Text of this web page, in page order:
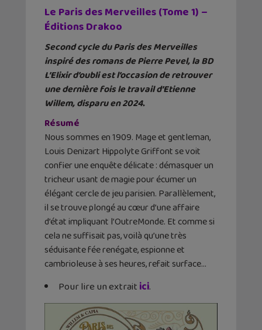
Le Paris des Merveilles (Tome 1) –
Éditions Drakoo
Second cycle du Paris des Merveilles
inspiré des romans de Pierre Pevel, la BD
L’Elixir d’oubli est l’occasion de retrouver
une dernière fois le travail d’Etienne
Willem, disparu en 2024.
Résumé
Nous sommes en 1909. Mage et gentleman,
Louis Denizart Hippolyte Griffont se voit
confier une enquête délicate : démasquer un
tricheur usant de magie pour écumer un
élégant cercle de jeu parisien. Parallèlement,
il se trouve plongé au cœur d’une affaire
d’état impliquant l’OutreMonde. Et comme si
cela ne suffisait pas, voilà qu’une très
séduisante fée renégate, espionne et
cambrioleuse à ses heures, refait surface…
Pour lire un extraitici.